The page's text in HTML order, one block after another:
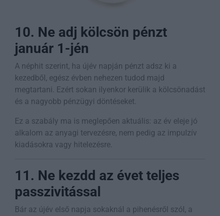
10. Ne adj kölcsön pénzt
január 1-jén
A néphit szerint, ha újév napján pénzt adsz ki a
kezedből, egész évben nehezen tudod majd
megtartani. Ezért sokan ilyenkor kerülik a kölcsönadást
és a nagyobb pénzügyi döntéseket.
Ez a szabály ma is meglepően aktuális: az év eleje jó
alkalom az anyagi tervezésre, nem pedig az impulzív
kiadásokra vagy hitelezésre.
11. Ne kezdd az évet teljes
passzivitással
Bár az újév első napja sokaknál a pihenésről szól, a